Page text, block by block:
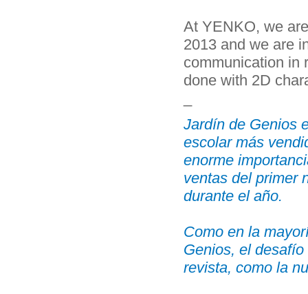
At YENKO, we
2013 and we are
communication in
done with 2D
Jardín de Genios
escolar más
enorme
ventas del primer
durante el año.
Como en la
Genios, el
revista, como la